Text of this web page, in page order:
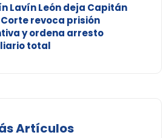
Lavín León deja Capitán
revoca prisión
y ordena arresto
total
Artículos